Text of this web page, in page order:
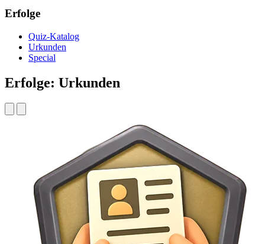
Erfolge
Quiz-Katalog
Urkunden
Special
Erfolge: Urkunden